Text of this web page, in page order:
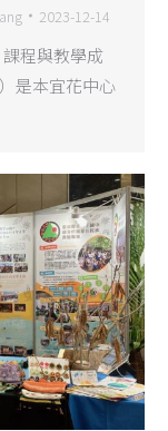
2023-12-14
程與教學成
是本宜花中心